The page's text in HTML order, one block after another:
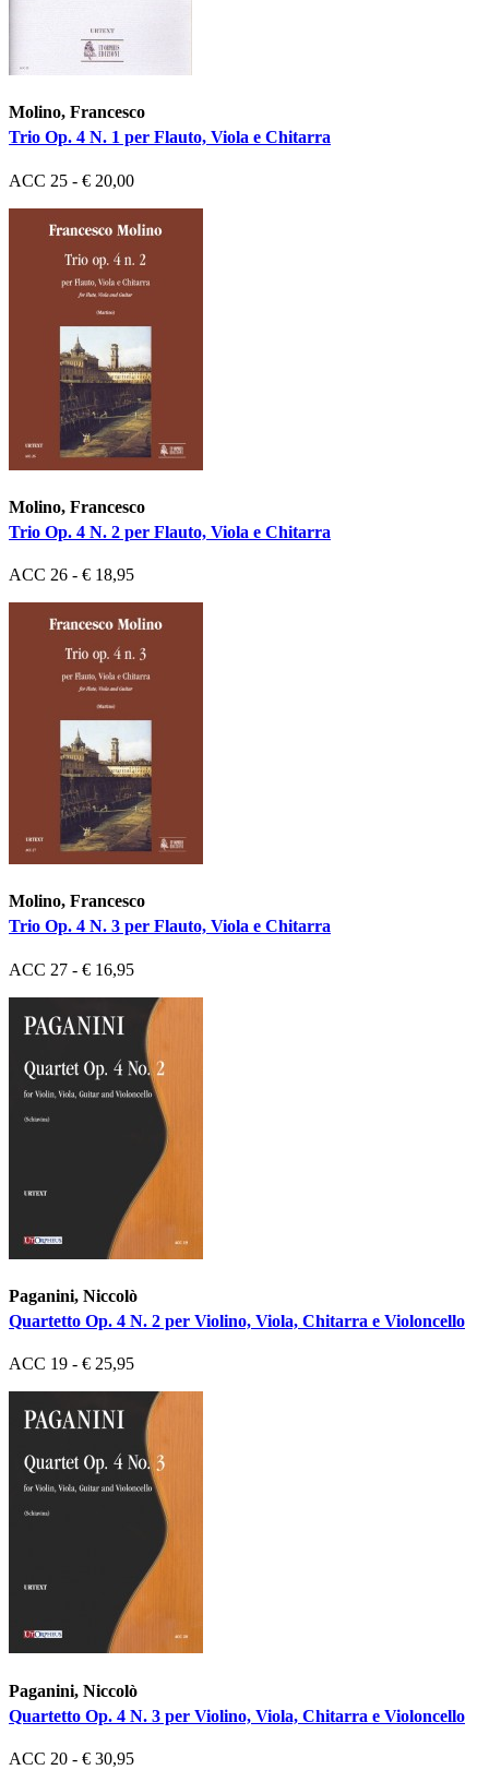
Molino, Francesco
Trio Op. 4 N. 1 per Flauto, Viola e Chitarra
ACC 25 - € 20,00
Molino, Francesco
Trio Op. 4 N. 2 per Flauto, Viola e Chitarra
ACC 26 - € 18,95
Molino, Francesco
Trio Op. 4 N. 3 per Flauto, Viola e Chitarra
ACC 27 - € 16,95
Paganini, Niccolò
Quartetto Op. 4 N. 2 per Violino, Viola, Chitarra e Violoncello
ACC 19 - € 25,95
Paganini, Niccolò
Quartetto Op. 4 N. 3 per Violino, Viola, Chitarra e Violoncello
ACC 20 - € 30,95